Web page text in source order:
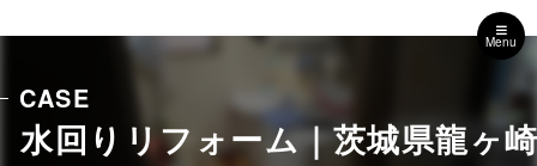
Menu
水回りリフォーム｜茨城県龍ヶ
CASE